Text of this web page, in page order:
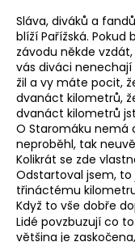
Sláva, diváků a
blíží Pařížská.
závodu někde
vás diváci
žil a vy máte pocit,
dvanáct kilometrů,
dvanáct kilometrů
O Staromáku nemá
neproběhl, tak
Kolikrát se zde
Odstartoval jsem,
třináctému
Když to vše dobře
Lidé povzbuzují co
většina je